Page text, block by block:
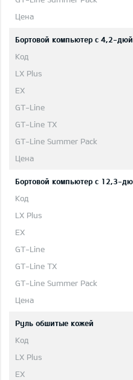
Бортовой компьютер с 4,2-
Бортовой компьютер с 12,3-
Руль обшитые кожей